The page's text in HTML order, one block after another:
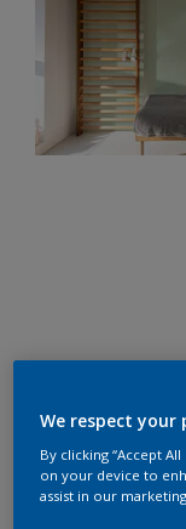
We respect your
By clicking “Accept
on your device to
assist in our